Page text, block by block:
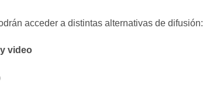
acceder a distintas alternativas de difusión:
video